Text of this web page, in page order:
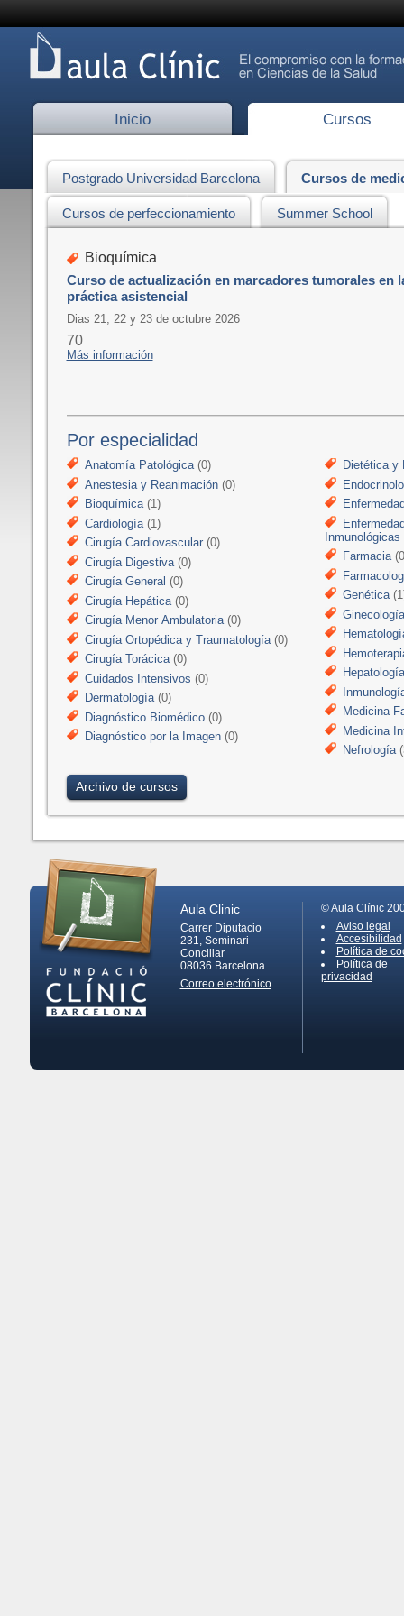
Inicio Cursos
Postgrado Universidad Barcelona Cursos de
Cursos de perfeccionamiento Summer School
Bioquímica
Curso de actualización en marcadores tumorales en
práctica asistencial
Dias 21, 22 y 23 de octubre 2026
70
Más información
Por especialidad
Anatomía Patológica(0)
Anestesia y Reanimación(0)
Bioquímica(1)
Cardiología(1)
Cirugía Cardiovascular(0)
Cirugía Digestiva(0)
Cirugía General (0)
Cirugía Hepática(0)
Cirugía Menor Ambulatoria(0)
Cirugía Ortopédica y Traumatología(0)
Cirugía Torácica(0)
Cuidados Intensivos (0)
Dermatología(0)
Diagnóstico Biomédico(0)
Diagnóstico por la Imagen(0)
Dietética y
Inmunológicas
Farmacia
Genética
Ginecología
Hepatología
Medicina
Medicina
Nefrología
Archivo de cursos
Aula Clinic
Carrer Diputacio
231, Seminari
Conciliar
08036 Barcelona
Correo electrónico
© Aula Clínic
Aviso legal
Accesibilidad
Política de
Política de
privacidad